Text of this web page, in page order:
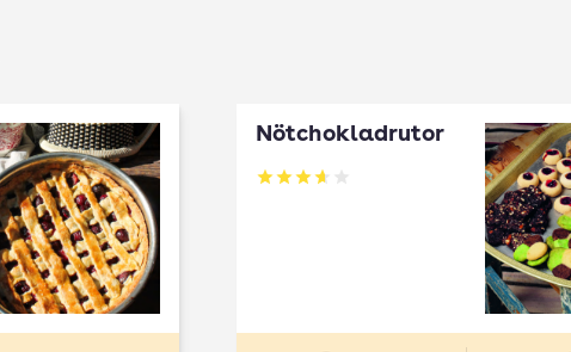
Nötchokladrutor
Betyg: 3.65 av 5